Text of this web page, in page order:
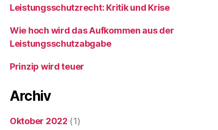
Leistungsschutzrecht: Kritik und Krise
Wie hoch wird das Aufkommen aus der
Leistungsschutzabgabe
Prinzip wird teuer
Archiv
Oktober 2022 (1)